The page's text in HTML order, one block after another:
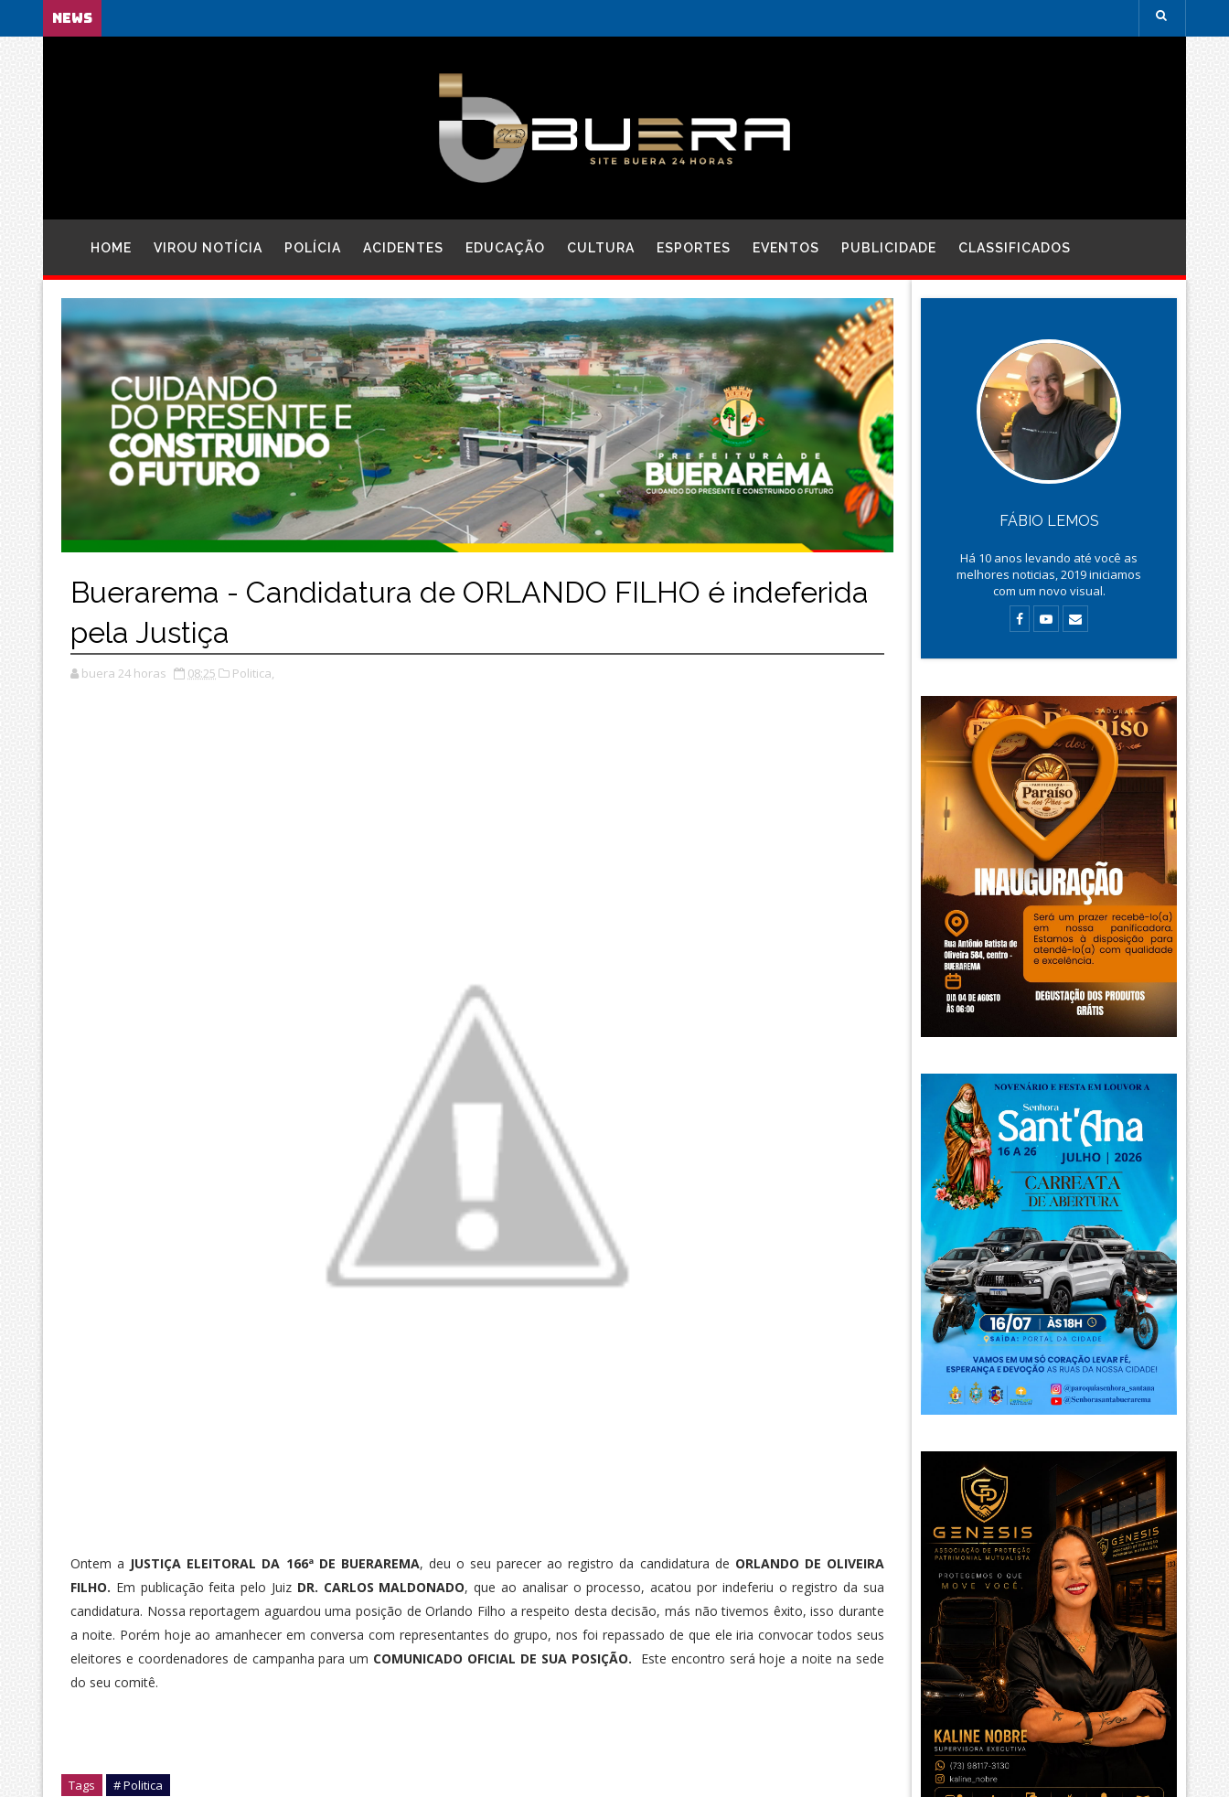
NEWS
HOME VIROU NOTÍCIA POLÍCIA ACIDENTES EDUCAÇÃO CULTURA ESPORTES EVENTOS PUBLICIDADE CLASSIFICADOS
Buerarema - Candidatura de ORLANDO FILHO é indeferida
pela Justiça
buera 24 horas 08:25 Politica,
Ontem a JUSTIÇA ELEITORAL DA 166ª DE BUERAREMA, deu o seu parecer ao registro da candidatura de ORLANDO DE OLIVEIRA
FILHO. Em publicação feita pelo Juiz DR. CARLOS MALDONADO, que ao analisar o processo, acatou por indeferiu o registro da sua
candidatura. Nossa reportagem aguardou uma posição de Orlando Filho a respeito desta decisão, más não tivemos êxito, isso durante
a noite. Porém hoje ao amanhecer em conversa com representantes do grupo, nos foi repassado de que ele iria convocar todos seus
eleitores e coordenadores de campanha para um COMUNICADO OFICIAL DE SUA POSIÇÃO. Este encontro será hoje a noite na sede
do seu comitê.
Tags # Politica
FÁBIO LEMOS
Há 10 anos levando até você as
melhores noticias, 2019 iniciamos
com um novo visual.